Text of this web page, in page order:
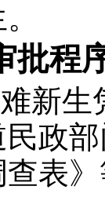
批程
新
民政
表